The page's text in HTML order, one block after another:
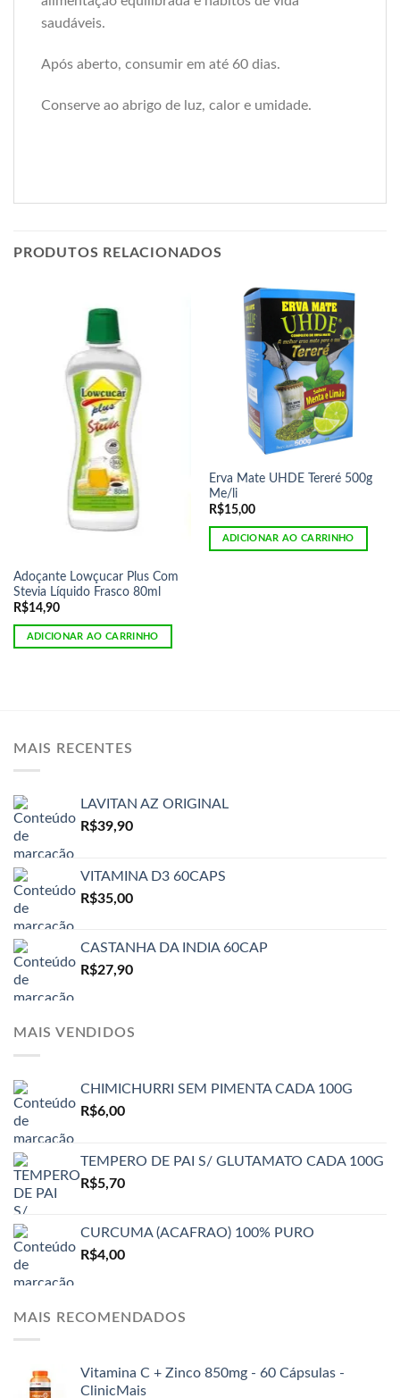
saudáveis.
Após aberto, consumir em até 60 dias.
Conserve ao abrigo de luz, calor e umidade.
PRODUTOS RELACIONADOS
Adoçante Lowçucar Plus Com
Stevia Líquido Frasco 80ml
R$14,90
ADICIONAR AO CARRINHO
Erva Mate UHDE Tereré 500g
Me/li
R$15,00
ADICIONAR AO CARRINHO
MAIS RECENTES
LAVITAN AZ ORIGINAL
R$39,90
VITAMINA D3 60CAPS
R$35,00
CASTANHA DA INDIA 60CAP
R$27,90
MAIS VENDIDOS
CHIMICHURRI SEM PIMENTA CADA 100G
R$6,00
TEMPERO DE PAI S/ GLUTAMATO CADA 100G
R$5,70
CURCUMA (ACAFRAO) 100% PURO
R$4,00
MAIS RECOMENDADOS
Vitamina C + Zinco 850mg - 60 Cápsulas -
ClinicMais